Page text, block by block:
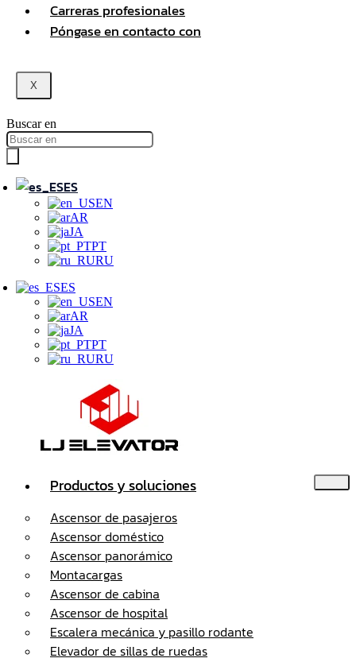
Carreras profesionales
Póngase en contacto con
X
Buscar en
ES
EN
AR
JA
PT
RU
ES
EN
AR
JA
PT
RU
Productos y soluciones
Ascensor de pasajeros
Ascensor doméstico
Ascensor panorámico
Montacargas
Ascensor de cabina
Ascensor de hospital
Escalera mecánica y pasillo rodante
Elevador de sillas de ruedas